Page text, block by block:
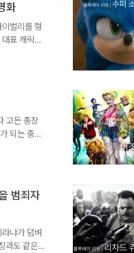
이 배우
좀..
화
벌리를 형
표 캐릭터
념비적인
에 이를 극
이라고 불
고든 총장
되는 충격
지만, 그
한 팀업 콘
리즈 [버
범죄자
냐가 덤벼
과도 같은